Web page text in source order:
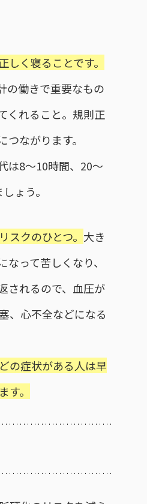
く寝ることです。
の働きで重要なもの
くれること。規則正
ながります。
は8〜10時間、20〜
ょう。
クのひとつ。 大き
って苦しくなり、
されるので、血圧が
、心不全などになる
の症状がある人は早
。